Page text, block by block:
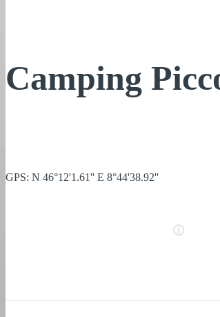
Camping
GPS: N 46°12'1.61'' E 8°44'38.92''